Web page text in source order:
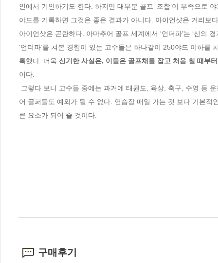
인에서 기인하기도 한다. 하지만 대부분 골프 ‘조합’이 부족으로
야드를 기록하면 그것은 좋은 결과가 아니다. 아이언샷은 거리
아이언샷은 곤란하다. 아마추어 골프 세계에서 ‘언더파’는 ‘신의
‘언더파’를 쳐본 경험이 있는 고수들은 하나같이 250야드 이하를
록했다. 더욱 신기한 사실은, 이들은 골프채를 잡고 처음 칠 때부
이다.
어 골퍼들도 예외가 될 수 없다. 연습장 매일 가는 것 보다 기본
큰 요소가 되어 줄 것이다.
구매후기